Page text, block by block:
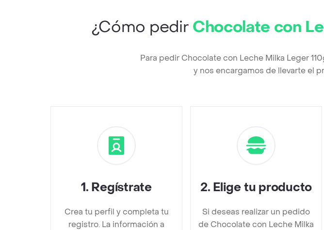
¿Cómo pedir Chocolate con
Para pedir Chocolate con Leche Milka Leger
y nos encargamos de llevarte el
1. Regístrate
Crea tu perfil y completa tu
registro. La información a
2. Elige tu producto
Si deseas realizar un pedido
de Chocolate con Leche Milka